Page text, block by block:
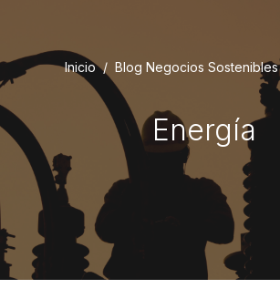
Inicio Blog Negocios Sostenibles
Energía